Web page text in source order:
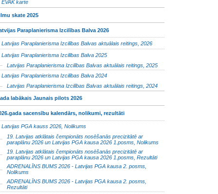
EVAK karte
skate 2025
Paraplanierisma Izcilības Balva 2026
Latvijas Paraplanierisma Izcilības Balvas aktuālais reitings, 2026
Latvijas Paraplanierisma Izcilības Balva 2025
Latvijas Paraplanierisma Izcilības Balvas aktuālais reitings, 2025
Latvijas Paraplanierisma Izcilības Balva 2024
Latvijas Paraplanierisma Izcilības Balvas aktuālais reitings, 2024
labākais Jaunais pilots 2026
sacensību kalendārs, nolikumi, rezultāti
Latvijas PGA kauss 2026, Nolikums
19. Latvijas atklātais čempionāts nosēšanās precizitātē ar
paraplānu 2026 un Latvijas PGA kausa 2026 1.posms, Nolikums
19. Latvijas atklātais čempionāts nosēšanās precizitātē ar
paraplānu 2026 un Latvijas PGA kausa 2026 1.posms, Rezultāti
ADRENALĪNS BUMS 2026 - Latvijas PGA kausa 2. posms,
Nolikums
ADRENALĪNS BUMS 2026 - Latvijas PGA kausa 2. posms,
Rezultāti